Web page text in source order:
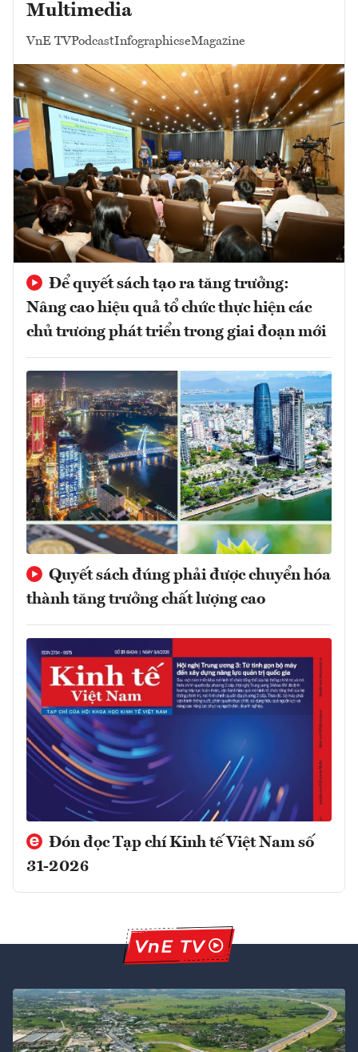
Multimedia
VnE TVPodcastInfographicseMagazine
Để quyết sách tạo ra tăng trưởng:
Nâng cao hiệu quả tổ chức thực hiện các
chủ trương phát triển trong giai đoạn mới
Quyết sách đúng phải được chuyển hóa
thành tăng trưởng chất lượng cao
Đón đọc Tạp chí Kinh tế Việt Nam số
31-2026